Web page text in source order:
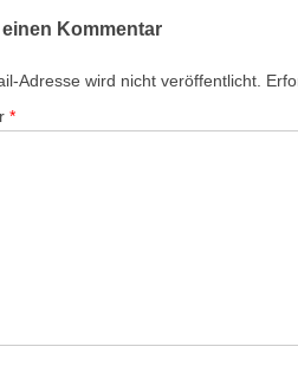
Kommentar
Adresse wird nicht veröffentlicht.
*